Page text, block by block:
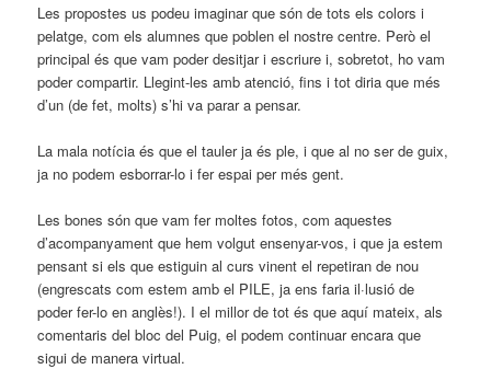
Les propostes us podeu imaginar que són de tots els colors i
pelatge, com els alumnes que poblen el nostre centre. Però el
principal és que vam poder desitjar i escriure i, sobretot, ho vam
poder compartir. Llegint-les amb atenció, fins i tot diria que més
d’un (de fet, molts) s’hi va parar a pensar.
La mala notícia és que el tauler ja és ple, i que al no ser de guix,
ja no podem esborrar-lo i fer espai per més gent.
Les bones són que vam fer moltes fotos, com aquestes
d’acompanyament que hem volgut ensenyar-vos, i que ja estem
pensant si els que estiguin al curs vinent el repetiran de nou
(engrescats com estem amb el PILE, ja ens faria il·lusió de
poder fer-lo en anglès!). I el millor de tot és que aquí mateix, als
comentaris del bloc del Puig, el podem continuar encara que
sigui de manera virtual.